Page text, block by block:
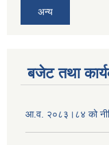
अन्य
बजेट तथा
आ.व. २०८३।८४ को